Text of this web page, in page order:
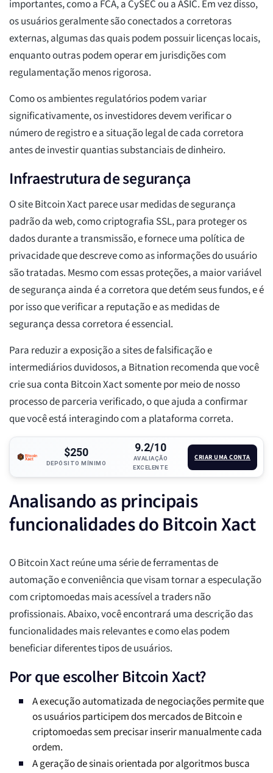
importantes, como a FCA, a CySEC ou a ASIC. Em vez disso,
os usuários geralmente são conectados a corretoras
externas, algumas das quais podem possuir licenças locais,
enquanto outras podem operar em jurisdições com
regulamentação menos rigorosa.
Como os ambientes regulatórios podem variar
significativamente, os investidores devem verificar o
número de registro e a situação legal de cada corretora
antes de investir quantias substanciais de dinheiro.
Infraestrutura de segurança
O site Bitcoin Xact parece usar medidas de segurança
padrão da web, como criptografia SSL, para proteger os
dados durante a transmissão, e fornece uma política de
privacidade que descreve como as informações do usuário
são tratadas. Mesmo com essas proteções, a maior variável
de segurança ainda é a corretora que detém seus fundos, e é
por isso que verificar a reputação e as medidas de
segurança dessa corretora é essencial.
Para reduzir a exposição a sites de falsificação e
intermediários duvidosos, a Bitnation recomenda que você
crie sua conta Bitcoin Xact somente por meio de nosso
processo de parceria verificado, o que ajuda a confirmar
que você está interagindo com a plataforma correta.
$250
DEPÓSITO MÍNIMO
9.2/10
AVALIAÇÃO
EXCELENTE
CRIAR UMA CONTA
Analisando as principais
funcionalidades do Bitcoin Xact
O Bitcoin Xact reúne uma série de ferramentas de
automação e conveniência que visam tornar a especulação
com criptomoedas mais acessível a traders não
profissionais. Abaixo, você encontrará uma descrição das
funcionalidades mais relevantes e como elas podem
beneficiar diferentes tipos de usuários.
Por que escolher Bitcoin Xact?
A execução automatizada de negociações permite que
os usuários participem dos mercados de Bitcoin e
criptomoedas sem precisar inserir manualmente cada
ordem.
A geração de sinais orientada por algoritmos busca